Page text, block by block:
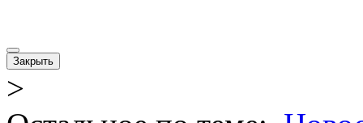
Закрыть
>